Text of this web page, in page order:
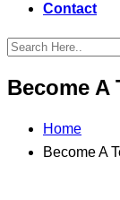
Contact
Become A
Home
Become A